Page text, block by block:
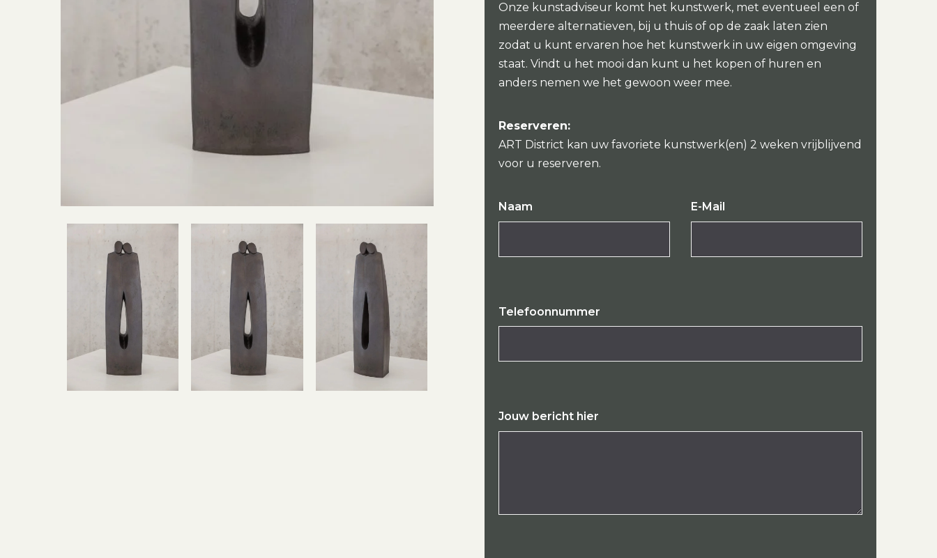
Onze kunstadviseur komt het kunstwerk, met eventueel een of
meerdere alternatieven, bij u thuis of op de zaak laten zien
zodat u kunt ervaren hoe het kunstwerk in uw eigen omgeving
staat. Vindt u het mooi dan kunt u het kopen of huren en
anders nemen we het gewoon weer mee.
Reserveren:
ART District kan uw favoriete kunstwerk(en) 2 weken vrijblijvend
voor u reserveren.
Naam E-Mail
Telefoonnummer
Jouw bericht hier